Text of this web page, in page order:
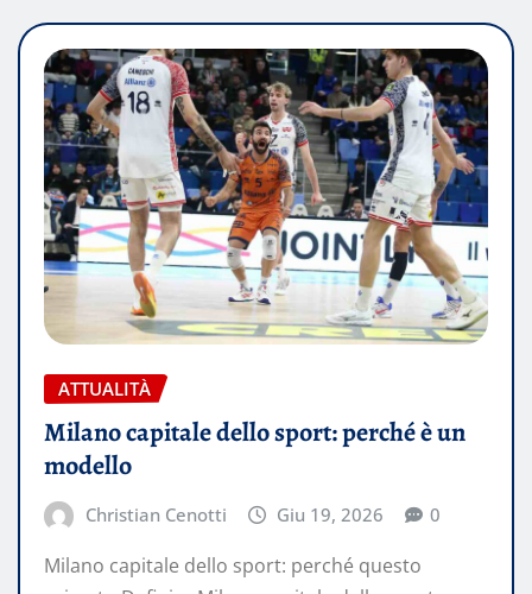
ATTUALITÀ
Milano capitale dello sport: perché è un
modello
Christian Cenotti Giu 19, 2026 0
Milano capitale dello sport: perché questo